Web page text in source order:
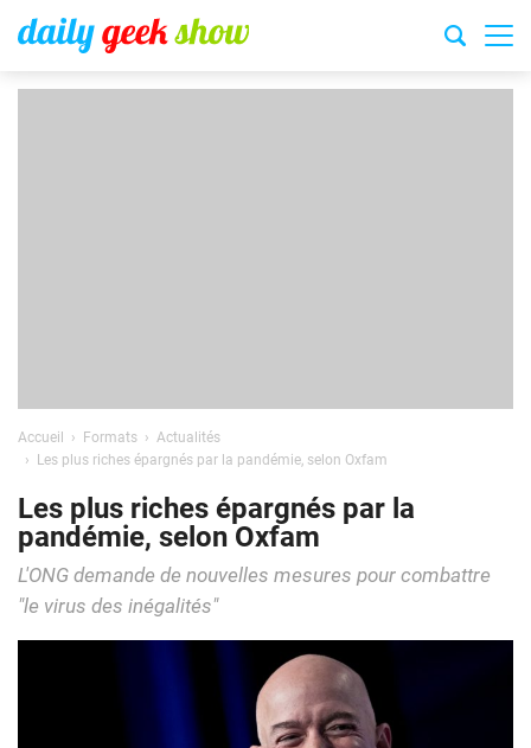
Accueil Formats
Actualités
Les plus riches épargnés par la pandémie, selon Oxfam
Les plus riches épargnés par la
pandémie, selon Oxfam
L'ONG demande de nouvelles mesures pour combattre
"le virus des inégalités"